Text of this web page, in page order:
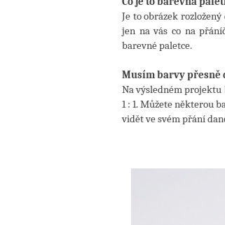
Je to obrázek
jen na vás co na
barevné paletce.
Musím barvy přesně
Na výsledném projektu
1 : 1. Můžete některou
vidět ve svém přání